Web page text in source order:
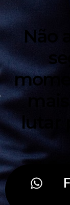
Não
lutar